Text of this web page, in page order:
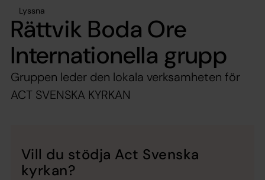
Lyssna
Rättvik Boda Ore
Internationella grupp
Gruppen leder den lokala verksamheten för
ACT SVENSKA KYRKAN
Vill du stödja Act Svenska
kyrkan?